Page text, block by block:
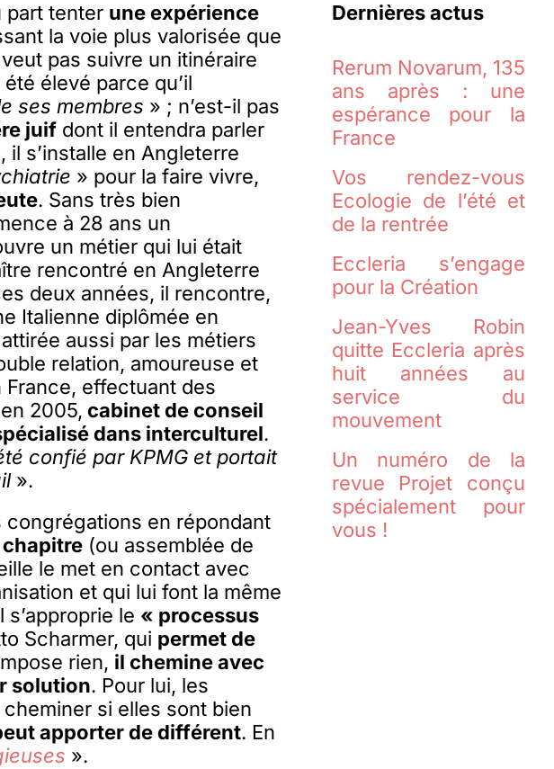
part tenter une expérience
la voie plus valorisée que
pas suivre un itinéraire
élevé parce qu’il
ses membres » ; n’est-il pas
juif dont il entendra parler
s’installe en Angleterre
» pour la faire vivre,
. Sans très bien
à 28 ans un
un métier qui lui était
rencontré en Angleterre
deux années, il rencontre,
Italienne diplômée en
aussi par les métiers
relation, amoureuse et
France, effectuant des
en 2005, cabinet de conseil
dans interculturel.
confié par KPMG et portait
».
en répondant
chapitre (ou assemblée de
le met en contact avec
et qui lui font la même
le « processus
Scharmer, qui permet de
rien, il chemine avec
solution. Pour lui, les
si elles sont bien
apporter de différent. En
».
Dernières actus
Rerum Novarum, 135
ans après : une
espérance pour la
France
Vos rendez-vous
Ecologie de l’été et
de la rentrée
Eccleria s’engage
pour la Création
Jean-Yves Robin
quitte Eccleria après
huit années au
service du
mouvement
Un numéro de la
revue Projet conçu
spécialement pour
vous !